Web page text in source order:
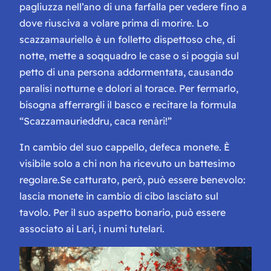
pagliuzza nell’ano di una farfalla per vedere fino a
dove riusciva a volare prima di morire. Lo
scazzamauriello è un folletto dispettoso che, di
notte, mette a soqquadro le case o si poggia sul
petto di una persona addormentata, causando
paralisi notturne e dolori al torace. Per fermarlo,
bisogna afferrargli il basco e recitare la formula
“Scazzamaurieddru, caca renàri!”
In cambio del suo cappello, defeca monete. È
visibile solo a chi non ha ricevuto un battesimo
regolare.Se catturato, però, può essere benevolo:
lascia monete in cambio di cibo lasciato sul
tavolo. Per il suo aspetto bonario, può essere
associato ai Lari, i numi tutelari.